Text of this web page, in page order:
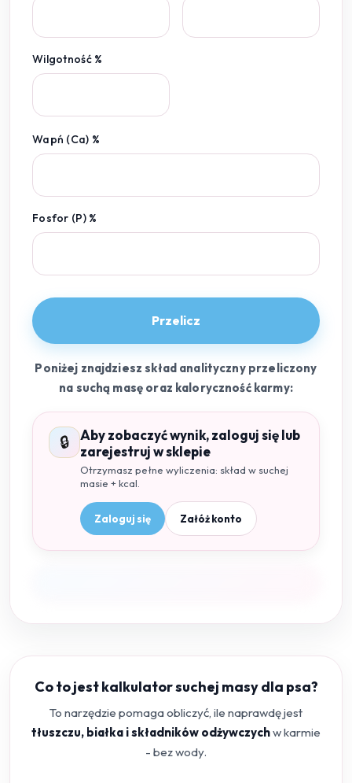
Wilgotność %
Wapń (Ca) %
Fosfor (P) %
Przelicz
Poniżej znajdziesz skład analityczny przeliczony
na suchą masę oraz kaloryczność karmy:
🔒
Aby zobaczyć wynik, zaloguj się lub
zarejestruj w sklepie
Otrzymasz pełne wyliczenia: skład w suchej
masie + kcal.
Zaloguj się Załóż konto
Co to jest kalkulator suchej masy dla psa?
To narzędzie pomaga obliczyć, ile naprawdę jest
tłuszczu, białka i składników odżywczychw karmie
- bez wody.